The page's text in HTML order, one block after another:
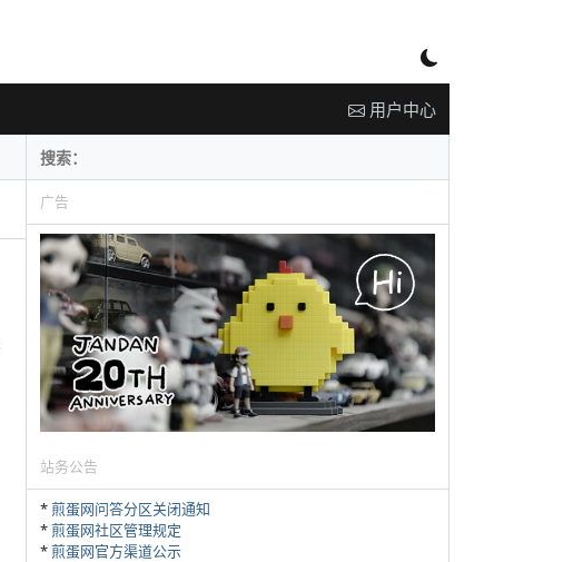
用户中心
广告
站务公告
*煎蛋网问答分区关闭通知
*煎蛋网社区管理规定
*煎蛋网官方渠道公示